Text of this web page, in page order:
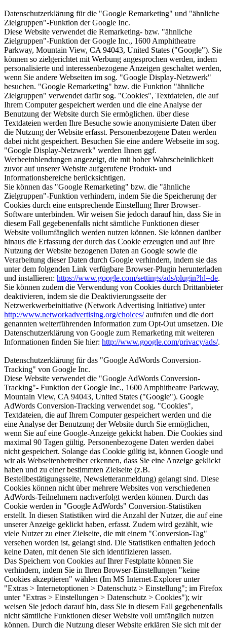
Datenschutzerklärung für die "Google Remarketing" und "ähnliche
Zielgruppen"-Funktion der Google Inc.
Diese Website verwendet die Remarketing- bzw. "ähnliche
Zielgruppen"-Funktion der Google Inc., 1600 Amphitheatre
Parkway, Mountain View, CA 94043, United States ("Google"). Sie
können so zielgerichtet mit Werbung angesprochen werden, indem
personalisierte und interessenbezogene Anzeigen geschaltet werden,
wenn Sie andere Webseiten im sog. "Google Display-Netzwerk"
besuchen. "Google Remarketing" bzw. die Funktion "ähnliche
Zielgruppen" verwendet dafür sog. "Cookies", Textdateien, die auf
Ihrem Computer gespeichert werden und die eine Analyse der
Benutzung der Website durch Sie ermöglichen. über diese
Textdateien werden Ihre Besuche sowie anonymisierte Daten über
die Nutzung der Website erfasst. Personenbezogene Daten werden
dabei nicht gespeichert. Besuchen Sie eine andere Webseite im sog.
"Google Display-Netzwerk" werden Ihnen ggf.
Werbeeinblendungen angezeigt, die mit hoher Wahrscheinlichkeit
zuvor auf unserer Website aufgerufene Produkt- und
Informationsbereiche berücksichtigen.
Sie können das "Google Remarketing" bzw. die "ähnliche
Zielgruppen"-Funktion verhindern, indem Sie die Speicherung der
Cookies durch eine entsprechende Einstellung Ihrer Browser-
Software unterbinden. Wir weisen Sie jedoch darauf hin, dass Sie in
diesem Fall gegebenenfalls nicht sämtliche Funktionen dieser
Website vollumfänglich werden nutzen können. Sie können darüber
hinaus die Erfassung der durch das Cookie erzeugten und auf Ihre
Nutzung der Website bezogenen Daten an Google sowie die
Verarbeitung dieser Daten durch Google verhindern, indem sie das
unter dem folgenden Link verfügbare Browser-Plugin herunterladen
und installieren: https://www.google.com/settings/ads/plugin?hl=de.
Sie können zudem die Verwendung von Cookies durch Drittanbieter
deaktivieren, indem sie die Deaktivierungsseite der
Netzwerkwerbeinitiative (Network Advertising Initiative) unter
http://www.networkadvertising.org/choices/aufrufen und die dort
genannten weiterführenden Information zum Opt-Out umsetzen. Die
Datenschutzerklärung von Google zum Remarketing mit weiteren
Informationen finden Sie hier: http://www.google.com/privacy/ads/.
Datenschutzerklärung für das "Google AdWords Conversion-
Tracking" von Google Inc.
Diese Website verwendet die "Google AdWords Conversion-
Tracking"- Funktion der Google Inc., 1600 Amphitheatre Parkway,
Mountain View, CA 94043, United States ("Google"). Google
AdWords Conversion-Tracking verwendet sog. "Cookies",
Textdateien, die auf Ihrem Computer gespeichert werden und die
eine Analyse der Benutzung der Website durch Sie ermöglichen,
wenn Sie auf eine Google-Anzeige gekickt haben. Die Cookies sind
maximal 90 Tagen gültig. Personenbezogene Daten werden dabei
nicht gespeichert. Solange das Cookie gültig ist, können Google und
wir als Webseitenbetreiber erkennen, dass Sie eine Anzeige geklickt
haben und zu einer bestimmten Zielseite (z.B.
Bestellbestätigungsseite, Newsletteranmeldung) gelangt sind. Diese
Cookies können nicht über mehrere Websites von verschiedenen
AdWords-Teilnehmern nachverfolgt werden können. Durch das
Cookie werden in "Google AdWords" Conversion-Statistiken
erstellt. In diesen Statistiken wird die Anzahl der Nutzer, die auf eine
unserer Anzeige geklickt haben, erfasst. Zudem wird gezählt, wie
viele Nutzer zu einer Zielseite, die mit einem "Conversion-Tag"
versehen worden ist, gelangt sind. Die Statistiken enthalten jedoch
keine Daten, mit denen Sie sich identifizieren lassen.
Das Speichern von Cookies auf Ihrer Festplatte können Sie
verhindern, indem Sie in Ihren Browser-Einstellungen "keine
Cookies akzeptieren" wählen (Im MS Internet-Explorer unter
"Extras > Internetoptionen > Datenschutz > Einstellung"; im Firefox
unter "Extras > Einstellungen > Datenschutz > Cookies"); wir
weisen Sie jedoch darauf hin, dass Sie in diesem Fall gegebenenfalls
nicht sämtliche Funktionen dieser Website voll umfänglich nutzen
können. Durch die Nutzung dieser Website erklären Sie sich mit der